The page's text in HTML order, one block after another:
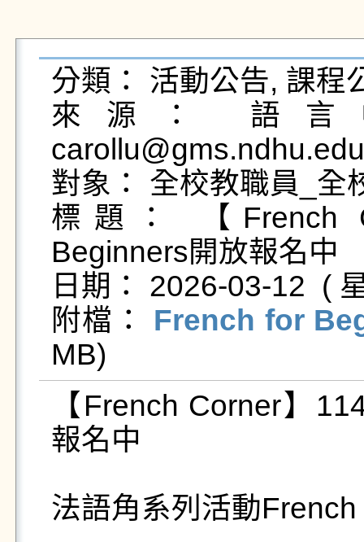
分類： 活動公告, 課程
來源： 語
對象： 全校教職員_全
標題： 【French
Beginners開放報名中
日期： 2026-03-12  (
附檔： French for
MB)
【French Corner】
報名中
法語角系列活動